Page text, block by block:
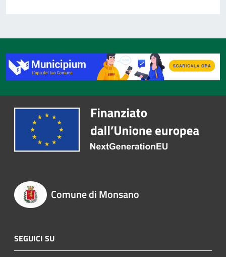
Comune di Monsano
SEGUICI SU